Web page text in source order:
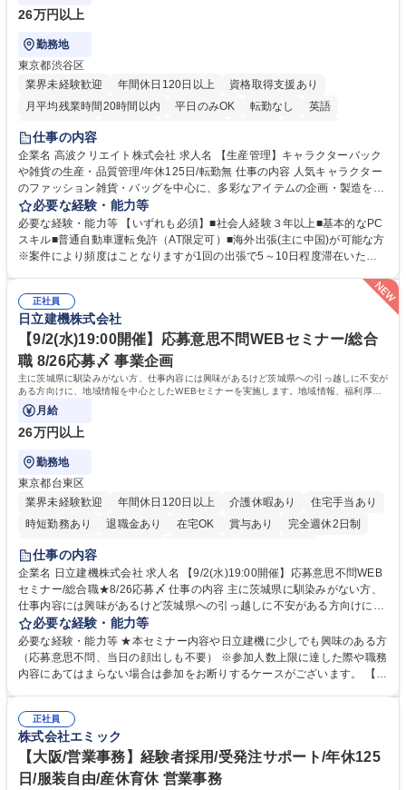
26万円以上
勤務地
東京都渋谷区
業界未経験歓迎
年間休日120日以上
資格取得支援あり
月平均残業時間20時間以内
平日のみOK 転勤なし
英語
住宅手当あり
完全週休2日制
交通費支給 駅近5分以内 中国語 土日祝休み
仕事の内容
企業名 高波クリエイト株式会社 求人名 【生産管理】キャラクターバック
や雑貨の生産・品質管理/年休125日/転勤無 仕事の内容 人気キャラクター
のファッション雑貨・バッグを中心に、多彩なアイテムの企画・製造を手
掛ける当社にて、自社企画・開発商品の生産管理・品質管理を担当。『か
わいい』を届けるやりがいのあるポジションです。 有名ブランドやキャラ
クターライセンスを活用した商品の企画・開発・販売を行っています。企
画段階から納品まで、商品の製造に関わる全てのプロセスにおいて、生産
場へ見積依頼・価格交渉、サンプルの品質確認や検査の手配、ライセンス
元様とのやり取り、輸入関連の書類の管理、国内倉庫での品質チェック、
工場開拓などがございます。 募集職種 【生産管理】キャラクターバック
や雑貨の生産・品質管理/年休125日/転勤無
必要な経験・能力等
必要な経験・能力等 【いずれも必須】■社会人経験３年以上■基本的なPC
スキル■普通自動車運転免許（AT限定可）■海外出張(主に中国)が可能な方
※案件により頻度はことなりますが1回の出張で5～10日程度滞在いただ
め、『コツコツと実直に取り組める方』 ・工場やライセンス元を含む社内
外関係者と友好なコミュニケーションが取れる方 ※折衝は営業担当がメイ
ンで行います。 学歴・資格 学歴：大学院 大学 高専 短大 専修学校 高校 語
学力： 資格：
正社員
日立建機株式会社
【9/2(水)19:00開催】応募意思不問WEBセミナー/総合
職 8/26応募〆 事業企画
主に茨城県に馴染みがない方、仕事内容には興味があるけど茨城県への引っ越しに不安が
ある方向けに、地域情報を中心としたWEBセミナーを実施します。地域情報、福利厚生
情報等をお伝えします。
月給
26万円以上
勤務地
東京都台東区
業界未経験歓迎
年間休日120日以上 介護休暇あり
住宅手当あり
時短勤務あり
退職金あり 在宅OK 賞与あり
完全週休2日制
交通費支給
仕事の内容
企業名 日立建機株式会社 求人名 【9/2(水)19:00開催】応募意思不問WEB
セミナー/総合職★8/26応募〆 仕事の内容 主に茨城県に馴染みがない方、
仕事内容には興味があるけど茨城県への引っ越しに不安がある方向けに、
地域情報を中心としたWEBセミナーを実施します。地域情報、福利厚生情
報等をお伝えします。 【セミナー内容】■地域説明、周辺施設情報を中心
にお伝えし、住宅相場や実際に社員がどの地域に住んでどのような生活を
しているのかについてもお伝えします。日立建機には借上げ部屋制度、住
参加時のお顔出しも不要です。ぜひ、お気軽にエントリーください。 募集
職種 【9/2(水)19:00開催】応募意思不問WEBセミナー/総合職★8/26応募
〆
必要な経験・能力等
必要な経験・能力等 ★本セミナー内容や日立建機に少しでも興味のある方
（応募意思不問、当日の顔出しも不要） ※参加人数上限に達した際や職務
内容にあてはまらない場合は参加をお断りするケースがございます。 【主
格：正社員
株式会社エミック
【大阪/営業事務】経験者採用/受発注サポート/年休125
日/服装自由/産休育休 営業事務